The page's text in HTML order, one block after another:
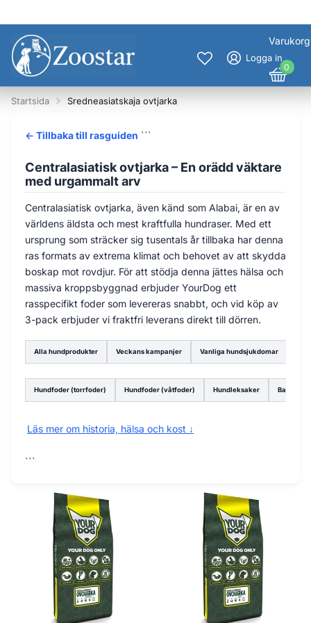
Logga in
Varukorg
0
Startsida Sredneasiatskaja ovtjarka
← Tillbaka till rasguiden ```
Centralasiatisk ovtjarka – En orädd väktare
med urgammalt arv
Centralasiatisk ovtjarka, även känd som Alabai, är en av
världens äldsta och mest kraftfulla hundraser. Med ett
ursprung som sträcker sig tusentals år tillbaka har denna
ras formats av extrema klimat och behovet av att skydda
boskap mot rovdjur. För att stödja denna jättes hälsa och
massiva kroppsbyggnad erbjuder YourDog ett
rasspecifikt foder som levereras snabbt, och vid köp av
3-pack erbjuder vi fraktfri leverans direkt till dörren.
Alla hundprodukter Veckans kampanjer Vanliga hundsjukdomar
Hundfoder (torrfoder) Hundfoder (våtfoder) Hundleksaker Bajspåsar
Läs mer om historia, hälsa och kost ↓
löper den centralasiatiska ovtjarkan stor risk för
belastningsskador på leder och skelett.
Konsekvens:En olämplig diet under tillväxten eller
brist på ledstödjande ämnen kan leda till kronisk
smärta och minskad rörlighet hos denna stolta ras.
Lösning:YourDog Central Asian Ovcharka
innehåller en balanserad mix av glukosamin,
```